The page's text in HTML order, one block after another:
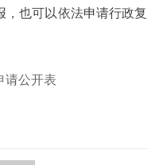
也可以依法申请行政复
请公开表